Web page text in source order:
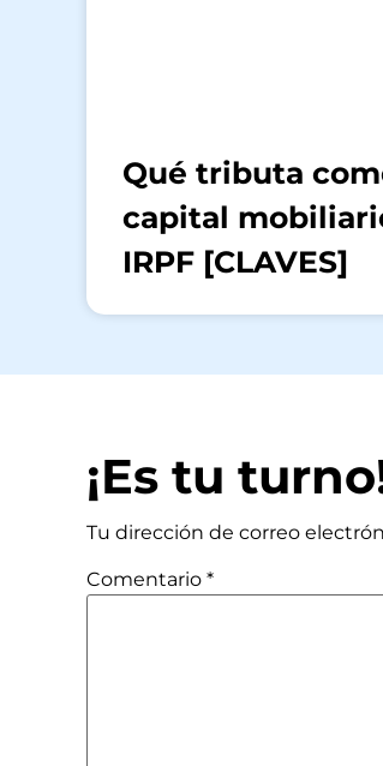
Qué tributa
capital
IRPF [CLAVES]
¡Es tu
Tu dirección de correo
Comentario *